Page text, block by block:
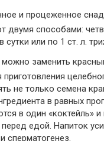
и процеженное
двумя способами:
сутки или по 1 ст. л.
можно заменить
приготовления
не только семена
в равных
в один «коктейль»
перед едой. Напиток
сперматогенез.